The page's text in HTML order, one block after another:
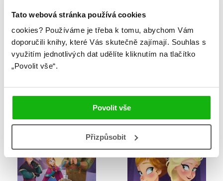
Tato webová stránka používá cookies
cookies? Používáme je třeba k tomu, abychom Vám
doporučili knihy, které Vás skutečně zajímají. Souhlas s
využitím jednotlivých dat udělíte kliknutím na tlačítko
„Povolit vše“.
Povolit vše
Přizpůsobit
Albi a jeho sny
Kolektiv